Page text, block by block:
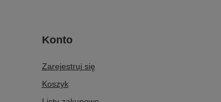
Konto
Zarejestruj się
Koszyk